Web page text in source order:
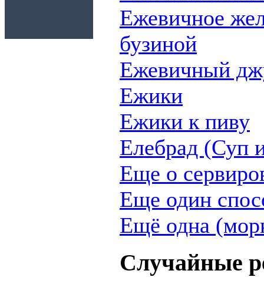
Ежевичное
бузиной
Ежевичный
Ежики
Ежики к пиву
Елебрад (Суп
Еще о
Еще один
Ещё одна
Случайные